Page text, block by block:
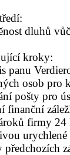
dluhů
kroky:
panu
osob pro
pošty pro
finanční
firmy 24
předchozích